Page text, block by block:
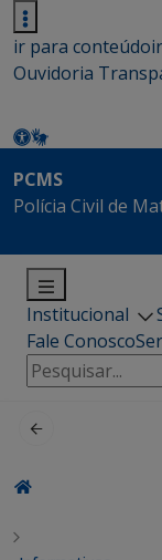
ir para conteúdo
Ouvidoria
PCMS
Polícia Civil de
Institucional
Fale Conosco
Pesquisar
por: